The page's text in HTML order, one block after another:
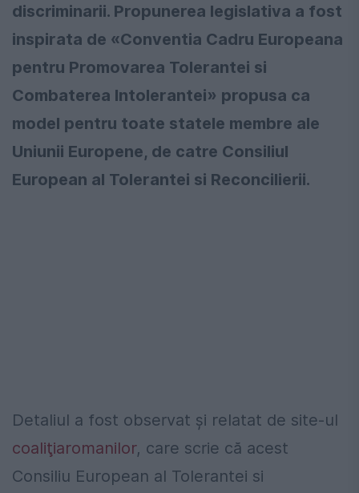
discriminarii. Propunerea legislativa a fost
inspirata de «Conventia Cadru Europeana
pentru Promovarea Tolerantei si
Combaterea Intolerantei» propusa ca
model pentru toate statele membre ale
Uniunii Europene, de catre Consiliul
European al Tolerantei si Reconcilierii.
Detaliul a fost observat şi relatat de site-ul
coaliţiaromanilor, care scrie că acest
Consiliu European al Tolerantei si